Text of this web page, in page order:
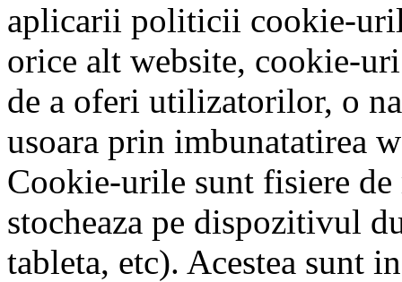
aplicarii politicii cookie-
orice alt website, cookie-
de a oferi utilizatorilor, o
usoara prin imbunatatirea
Cookie-urile sunt fisiere
stocheaza pe dispozitivul
tableta, etc). Acestea sunt